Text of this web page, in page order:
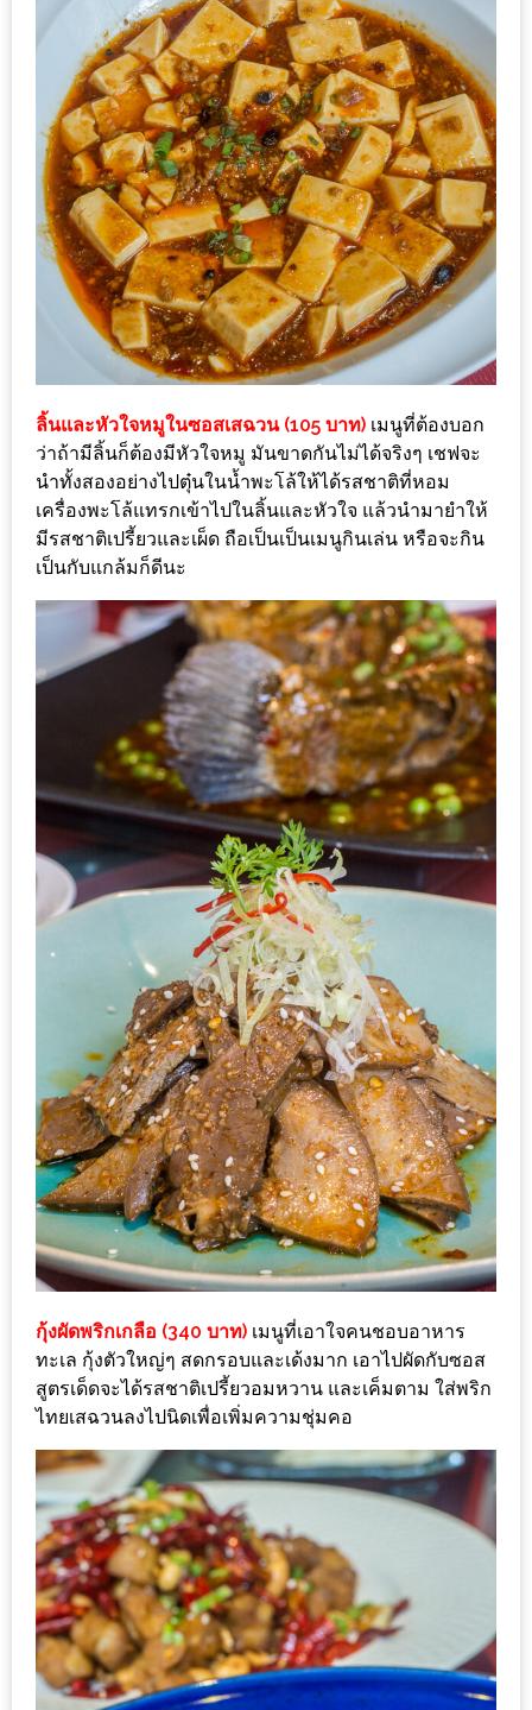
200
บาท
รีวิว
ดี
กับ
วงใน
แจก
ฟรี
LINE
GIFTCODE!
ความ
อร่อย
ทั่ว
เชียงใหม่
บัตร
รับ
ประทาน
บุฟเฟ่ต์
ฟรี
ที่
LE
CRYSTAL
เชียงใหม่
ท่าน
ลุ้น
รับ
GIFT
VOUCHER
รับ
ประทาน
อาหาร
มูลค่า
บาท
ฟรี
3
รางวัล
วัน
แม่
สุด
พิเศษ
โปร
โม
ชั่น
ลิ้นและหัวใจหมูในซอสเสฉวน (105 บาท) เมนูที่ต้องบอก
ว่าถ้ามีลิ้นก็ต้องมีหัวใจหมู มันขาดกันไม่ได้จริงๆ เชฟจะ
นำทั้งสองอย่างไปตุ๋นในน้ำพะโล้ให้ได้รสชาติที่หอม
เครื่องพะโล้แทรกเข้าไปในลิ้นและหัวใจ แล้วนำมายำให้
มีรสชาติเปรี้ยวและเผ็ด ถือเป็นเป็นเมนูกินเล่น หรือจะกิน
เป็นกับแกล้มก็ดีนะ
กุ้งผัดพริกเกลือ (340 บาท) เมนูที่เอาใจคนชอบอาหาร
ทะเล กุ้งตัวใหญ่ๆ สดกรอบและเด้งมาก เอาไปผัดกับซอส
สูตรเด็ดจะได้รสชาติเปรี้ยวอมหวาน และเค็มตาม ใส่พริก
ไทยเสฉวนลงไปนิดเพื่อเพิ่มความชุ่มคอ